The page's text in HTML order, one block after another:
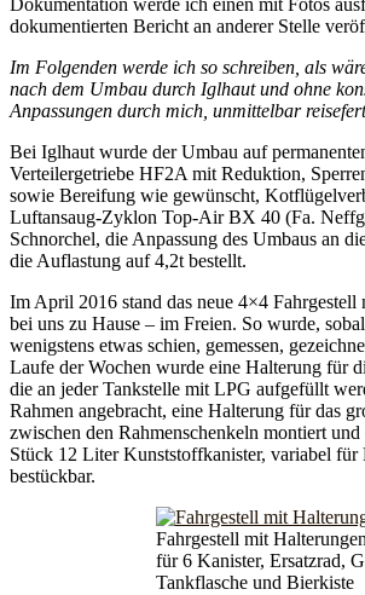
Dokumentation werde ich einen mit Fotos
dokumentierten Bericht an anderer Stelle
Im Folgenden werde ich so schreiben, als
nach dem Umbau durch Iglhaut und ohne
Anpassungen durch mich, unmittelbar
Bei Iglhaut wurde der Umbau auf
Verteilergetriebe HF2A mit Reduktion,
sowie Bereifung wie gewünscht,
Luftansaug-Zyklon Top-Air BX 40 (Fa.
Schnorchel, die Anpassung des Umbaus an
die Auflastung auf 4,2t bestellt.
Im April 2016 stand das neue 4×4
bei uns zu Hause – im Freien. So wurde,
wenigstens etwas schien, gemessen,
Laufe der Wochen wurde eine Halterung für
die an jeder Tankstelle mit LPG aufgefüllt
Rahmen angebracht, eine Halterung für das
zwischen den Rahmenschenkeln montiert
Stück 12 Liter Kunststoffkanister, variabel
bestückbar.
Fahrgestell mit Halterungen
für 6 Kanister, Ersatzrad,
Tankflasche und Bierkiste